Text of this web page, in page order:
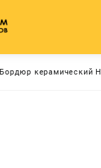
Бордюр керамический